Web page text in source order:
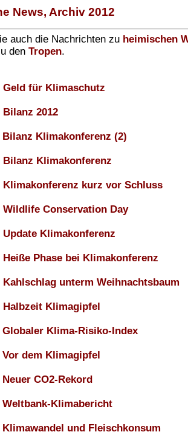
News, Archiv 2012
auch die Nachrichten zu heimischen
den Tropen.
Geld für Klimaschutz
Bilanz 2012
Bilanz Klimakonferenz (2)
Bilanz Klimakonferenz
Klimakonferenz kurz vor Schluss
Wildlife Conservation Day
Update Klimakonferenz
Heiße Phase bei Klimakonferenz
Kahlschlag unterm Weihnachtsbaum
Halbzeit Klimagipfel
Globaler Klima-Risiko-Index
Vor dem Klimagipfel
Neuer CO2-Rekord
Weltbank-Klimabericht
Klimawandel und Fleischkonsum